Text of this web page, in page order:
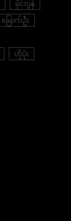
မိုင်းပွန်
မြောက်ဦး
ဟိုပုံး